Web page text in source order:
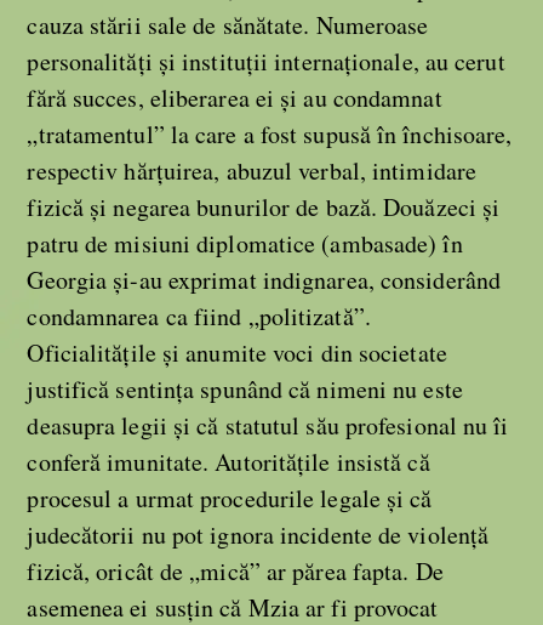
cauza stării sale de sănătate. Numeroase
personalități și instituții internaționale, au cerut
fără succes, eliberarea ei și au condamnat
„tratamentul” la care a fost supusă în închisoare,
respectiv hărțuirea, abuzul verbal, intimidare
fizică și negarea bunurilor de bază. Douăzeci și
patru de misiuni diplomatice (ambasade) în
Georgia și-au exprimat indignarea, considerând
condamnarea ca fiind „politizată”.
Oficialitățile și anumite voci din societate
justifică sentința spunând că nimeni nu este
deasupra legii și că statutul său profesional nu îi
conferă imunitate. Autoritățile insistă că
procesul a urmat procedurile legale și că
judecătorii nu pot ignora incidente de violență
fizică, oricât de „mică” ar părea fapta. De
asemenea ei susțin că Mzia ar fi provocat